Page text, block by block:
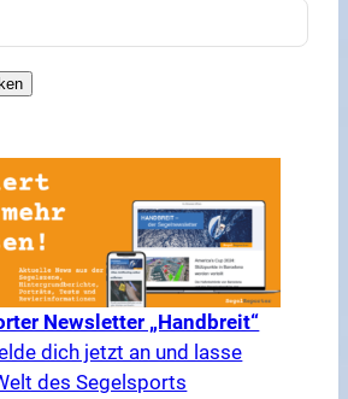
Newsletter „Handbreit“
dich jetzt an und lasse
des Segelsports